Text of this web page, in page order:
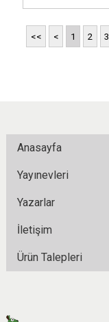
<< < 1 2 3
Anasayfa
Yayınevleri
Yazarlar
İletişim
Ürün Talepleri